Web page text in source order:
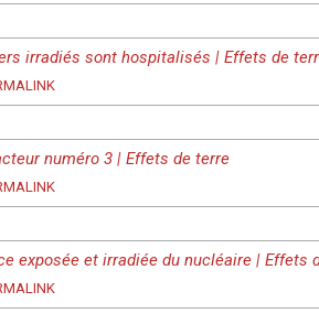
irradiés sont hospitalisés | Effets de
numéro 3 | Effets de terre
exposée et irradiée du nucléaire | Effets